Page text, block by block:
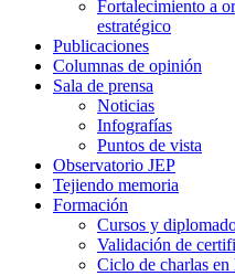
Fortalecimiento a
estratégico
Publicaciones
Columnas de opinión
Sala de prensa
Noticias
Infografías
Puntos de vista
Observatorio JEP
Tejiendo memoria
Formación
Cursos y
Validación de
Ciclo de charlas